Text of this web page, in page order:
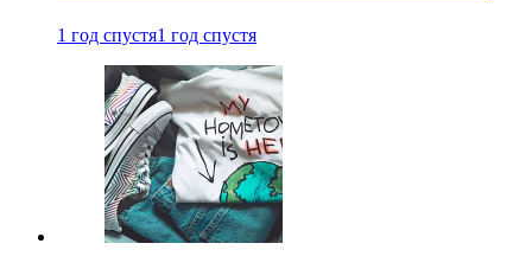
1 год спустя1 год спустя